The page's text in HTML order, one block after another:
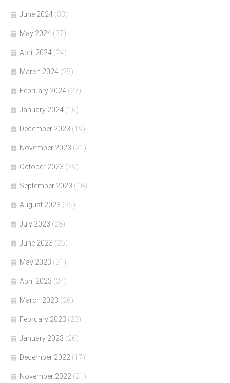
June 2024 (33)
May 2024 (37)
April 2024 (24)
March 2024 (25)
February 2024 (27)
January 2024 (16)
December 2023 (19)
November 2023 (21)
October 2023 (29)
September 2023 (18)
August 2023 (25)
July 2023 (28)
June 2023 (25)
May 2023 (31)
April 2023 (34)
March 2023 (26)
February 2023 (23)
January 2023 (26)
December 2022 (17)
November 2022 (21)